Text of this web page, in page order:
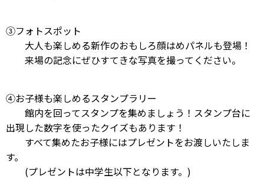
③フォトスポット
大人も楽しめる新作のおもしろ顔はめパネルも登場！
来場の記念にぜひすてきな写真を撮ってください。
④お子様も楽しめるスタンプラリー
館内を回ってスタンプを集めましょう！スタンプ台に
出現した数字を使ったクイズもあります！
すべて集めたお子様にはプレゼントをお渡しいたしま
す。
(プレゼントは中学生以下となります。)